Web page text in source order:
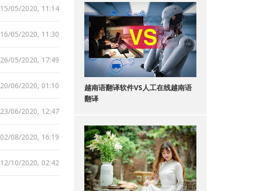
15/05/2020, 11:14
16/05/2020, 11:30
26/05/2020, 17:49
20/06/2020, 01:10
23/06/2020, 12:47
02/08/2020, 16:19
12/10/2020, 02:42
越南语翻译软件VS人工在线越南语
翻译